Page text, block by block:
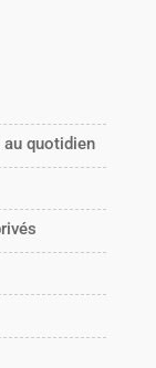
quotidien